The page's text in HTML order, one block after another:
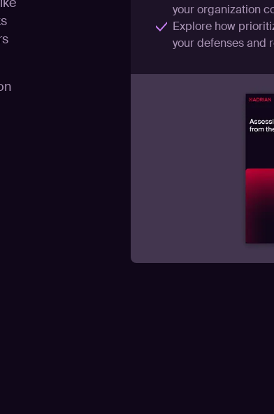
your organization
Explore how
your defenses and